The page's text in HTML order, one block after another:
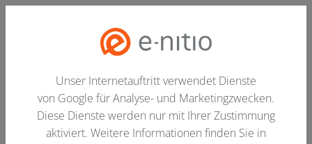
Unser Internetauftritt verwendet Dienste
von Google für Analyse- und Marketingzwecken.
Diese Dienste werden nur mit Ihrer Zustimmung
aktiviert. Weitere Informationen finden Sie in